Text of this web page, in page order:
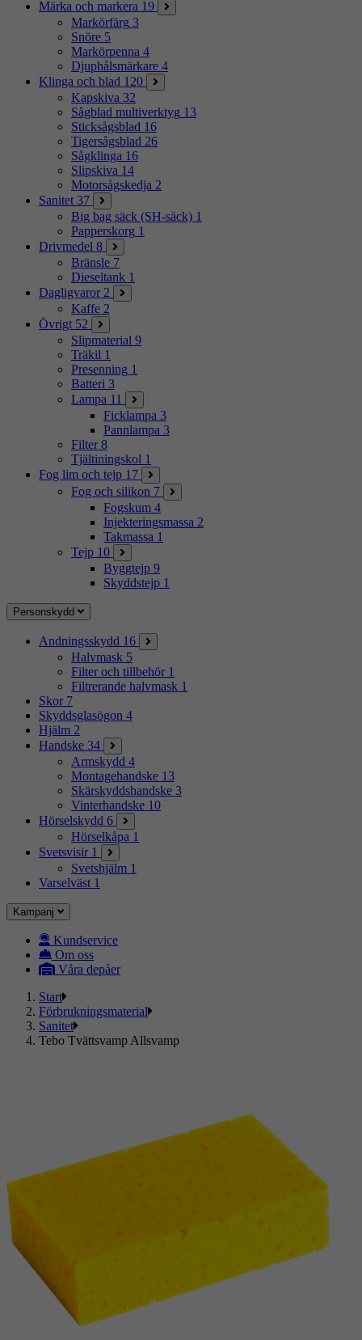
Märka och markera 19
Markörfärg 3
Snöre 5
Markörpenna 4
Djuphålsmärkare 4
Klinga och blad 120
Kapskiva 32
Sågblad multiverktyg 13
Sticksågsblad 16
Tigersågsblad 26
Sågklinga 16
Slipskiva 14
Motorsågskedja 2
Sanitet 37
Big bag säck (SH-säck) 1
Papperskorg 1
Drivmedel 8
Bränsle 7
Dieseltank 1
Dagligvaror 2
Kaffe 2
Övrigt 52
Slipmaterial 9
Träkil 1
Presenning 1
Batteri 3
Lampa 11
Ficklampa 3
Pannlampa 3
Filter 8
Tjältiningskol 1
Fog lim och tejp 17
Fog och silikon 7
Fogskum 4
Injekteringsmassa 2
Takmassa 1
Tejp 10
Byggtejp 9
Skyddstejp 1
Personskydd
Andningsskydd 16
Halvmask 5
Filter och tillbehör 1
Filtrerande halvmask 1
Skor 7
Skyddsglasögon 4
Hjälm 2
Handske 34
Armskydd 4
Montagehandske 13
Skärskyddshandske 3
Vinterhandske 10
Hörselskydd 6
Hörselkåpa 1
Svetsvisir 1
Svetshjälm 1
Varselväst 1
Kampanj
Kundservice
Om oss
Våra depåer
Start
Förbrukningsmaterial
Sanitet
Tebo Tvättsvamp Allsvamp